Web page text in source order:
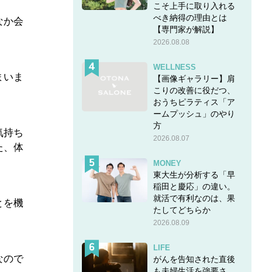
か会
ま
持ち
、体
を機
ので
こそ上手に取り入れる
べき納得の理由とは
【専門家が解説】
2026.08.08
WELLNESS
【画像ギャラリー】肩
こりの改善に役だつ、
おうちピラティス「ア
ームプッシュ」のやり
方
2026.08.07
MONEY
東大生が分析する「早
稲田と慶応」の違い。
就活で有利なのは、果
たしてどちらか
2026.08.09
LIFE
がんを告知された直後